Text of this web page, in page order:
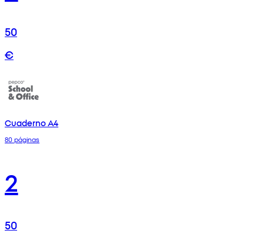
50
€
Cuaderno A4
80 páginas
2
50